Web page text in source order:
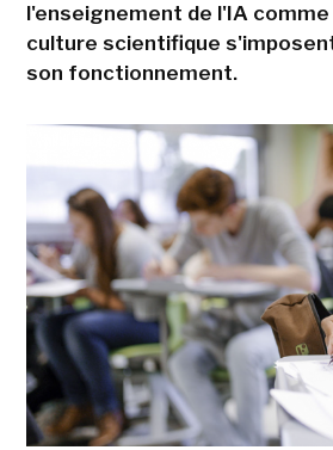
l'enseignement de l'IA
culture scientifique
son fonctionnement.